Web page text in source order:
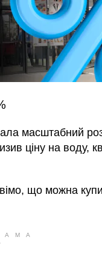
масштабний
ціну на воду,
що можна